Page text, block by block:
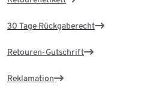
30 Tage Rückgaberecht
Retouren-Gutschrift
Reklamation